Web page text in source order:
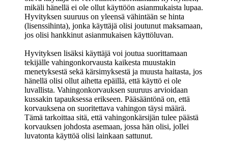
mikäli hänellä ei ole ollut käyttöön asianmukaista lupaa.
Hyvityksen suuruus on yleensä vähintään se hinta
(lisenssihinta), jonka käyttäjä olisi joutunut maksamaan,
jos olisi hankkinut asianmukaisen käyttöluvan.
Hyvityksen lisäksi käyttäjä voi joutua suorittamaan
tekijälle vahingonkorvausta kaikesta muustakin
menetyksestä sekä kärsimyksestä ja muusta haitasta, jos
hänellä olisi ollut aihetta epäillä, että käyttö ei ole
luvallista. Vahingonkorvauksen suuruus arvioidaan
kussakin tapauksessa erikseen. Pääsääntönä on, että
korvauksena on suoritettava vahingon täysi määrä.
Tämä tarkoittaa sitä, että vahingonkärsijän tulee päästä
korvauksen johdosta asemaan, jossa hän olisi, jollei
luvatonta käyttöä olisi lainkaan sattunut.